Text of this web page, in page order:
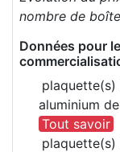
nombre de
Données pour
aluminium
Tout savoir